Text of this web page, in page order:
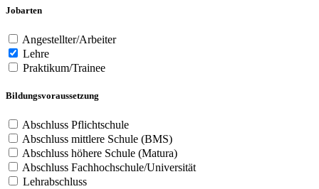
Jobarten
Angestellter/Arbeiter
Lehre
Praktikum/Trainee
Bildungsvoraussetzung
Abschluss Pflichtschule
Abschluss mittlere Schule (BMS)
Abschluss höhere Schule (Matura)
Abschluss Fachhochschule/Universität
Lehrabschluss